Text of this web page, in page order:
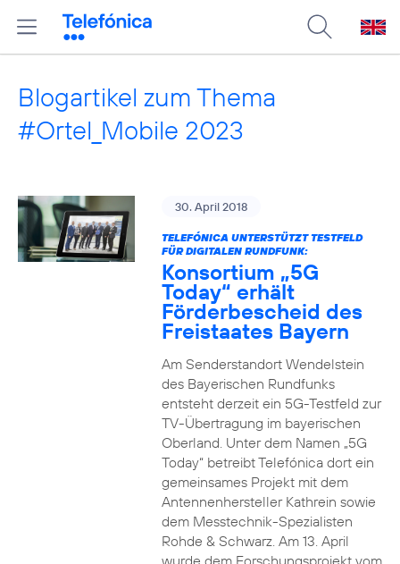
Blogartikel zum Thema
#Ortel_Mobile 2023
30. April 2018
TELEFÓNICA UNTERSTÜTZT TESTFELD
FÜR DIGITALEN RUNDFUNK:
Konsortium „5G
Today“ erhält
Förderbescheid des
Freistaates Bayern
Am Senderstandort Wendelstein
des Bayerischen Rundfunks
entsteht derzeit ein 5G-Testfeld zur
TV-Übertragung im bayerischen
Oberland. Unter dem Namen „5G
Today“ betreibt Telefónica dort ein
gemeinsames Projekt mit dem
Antennenhersteller Kathrein sowie
dem Messtechnik-Spezialisten
Rohde & Schwarz. Am 13. April
wurde dem Forschungsprojekt vom